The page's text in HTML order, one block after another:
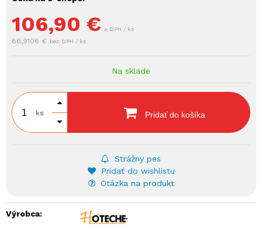
106,90 € s DPH / ks
86,9106 € bez DPH / ks
Na sklade
ks Pridať do košíka
Strážny pes
Pridať do wishlistu
Otázka na produkt
Výrobca: